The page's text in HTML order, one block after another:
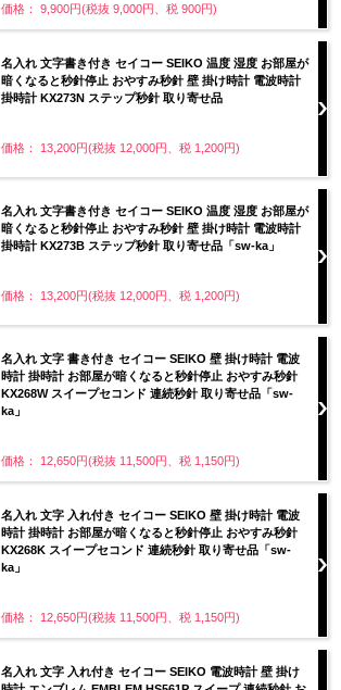
価格： 9,900円(税抜 9,000円、税 900円)
名入れ 文字書き付き セイコー SEIKO 温度 湿度 お部屋が
暗くなると秒針停止 おやすみ秒針 壁 掛け時計 電波時計
掛時計 KX273N ステップ秒針 取り寄せ品
価格： 13,200円(税抜 12,000円、税 1,200円)
名入れ 文字書き付き セイコー SEIKO 温度 湿度 お部屋が
暗くなると秒針停止 おやすみ秒針 壁 掛け時計 電波時計
掛時計 KX273B ステップ秒針 取り寄せ品「sw-ka」
価格： 13,200円(税抜 12,000円、税 1,200円)
名入れ 文字 書き付き セイコー SEIKO 壁 掛け時計 電波
時計 掛時計 お部屋が暗くなると秒針停止 おやすみ秒針
KX268W スイープセコンド 連続秒針 取り寄せ品「sw-
ka」
価格： 12,650円(税抜 11,500円、税 1,150円)
名入れ 文字 入れ付き セイコー SEIKO 壁 掛け時計 電波
時計 掛時計 お部屋が暗くなると秒針停止 おやすみ秒針
KX268K スイープセコンド 連続秒針 取り寄せ品「sw-
ka」
価格： 12,650円(税抜 11,500円、税 1,150円)
名入れ 文字 入れ付き セイコー SEIKO 電波時計 壁 掛け